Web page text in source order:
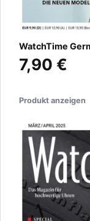
WatchTime
7,90 €
Produkt anzeigen